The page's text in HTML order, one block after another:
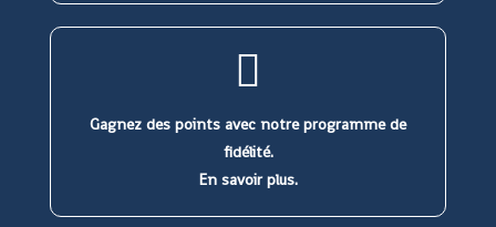
Gagnez des points avec notre programme de
fidélité.
En savoir plus.